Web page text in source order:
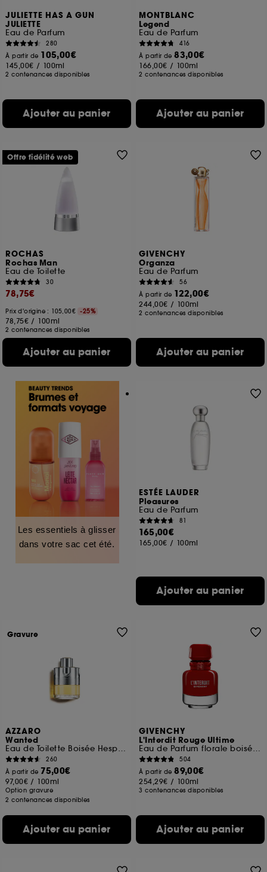
JULIETTE HAS A GUN
JULIETTE
Eau de Parfum
280
À partir de 105,00€
145,00€ / 100ml
2 contenances disponibles
Ajouter au panier
MONTBLANC
Legend
Eau de Parfum
416
À partir de83,00€
166,00€ / 100ml
2 contenances disponibles
Ajouter au panier
ROCHAS
Rochas Man
Eau de Toilette
30
78,75€
Prix d'origine : 105,00€ -25%
78,75€ / 100ml
2 contenances disponibles
Ajouter au panier
Offre fidélité web
GIVENCHY
Organza
Eau de Parfum
56
À partir de 122,00€
244,00€ / 100ml
2 contenances disponibles
Ajouter au panier
Les essentiels à glisser
dans votre sac cet été.
ESTÉE LAUDER
Pleasures
Eau de Parfum
81
165,00€
165,00€ / 100ml
Ajouter au panier
AZZARO
Wanted
Eau de Toilette Boisée Hespéridée
260
À partir de 75,00€
97,00€ / 100ml
Option gravure
2 contenances disponibles
Ajouter au panier
Gravure
GIVENCHY
L'Interdit Rouge Ultime
Eau de Parfum florale boisée chaleureuse pour femme
504
À partir de89,00€
254,29€ / 100ml
3 contenances disponibles
Ajouter au panier